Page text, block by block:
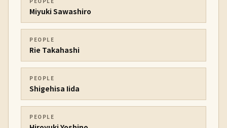
Miyuki Sawashiro
PEOPLE
Rie Takahashi
PEOPLE
Shigehisa Iida
PEOPLE